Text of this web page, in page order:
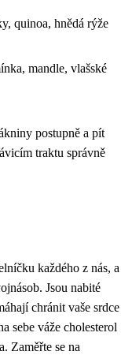
quinoa, hnědá rýže
mandle, vlašské
postupně a pít
traktu správně
každého z nás, a
Jsou nabité
chránit vaše srdce
sebe váže cholesterol
Zaměřte se na